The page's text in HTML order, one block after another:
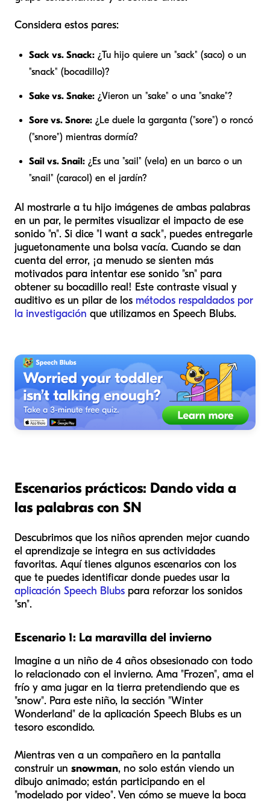
Considera estos pares:
Sack vs. Snack: ¿Tu hijo quiere un "sack" (saco) o un
"snack" (bocadillo)?
Sake vs. Snake: ¿Vieron un "sake" o una "snake"?
Sore vs. Snore: ¿Le duele la garganta ("sore") o roncó
("snore") mientras dormía?
Sail vs. Snail: ¿Es una "sail" (vela) en un barco o un
"snail" (caracol) en el jardín?
Al mostrarle a tu hijo imágenes de ambas palabras
en un par, le permites visualizar el impacto de ese
sonido "n". Si dice "I want a sack", puedes entregarle
juguetonamente una bolsa vacía. Cuando se dan
cuenta del error, ¡a menudo se sienten más
motivados para intentar ese sonido "sn" para
obtener su bocadillo real! Este contraste visual y
auditivo es un pilar de los métodos respaldados por
la investigación que utilizamos en Speech Blubs.
Escenarios prácticos: Dando vida a
las palabras con SN
Descubrimos que los niños aprenden mejor cuando
el aprendizaje se integra en sus actividades
favoritas. Aquí tienes algunos escenarios con los
que te puedes identificar donde puedes usar la
aplicación Speech Blubs para reforzar los sonidos
"sn".
Escenario 1: La maravilla del invierno
Imagine a un niño de 4 años obsesionado con todo
lo relacionado con el invierno. Ama "Frozen", ama el
frío y ama jugar en la tierra pretendiendo que es
"snow". Para este niño, la sección "Winter
Wonderland" de la aplicación Speech Blubs es un
tesoro escondido.
Mientras ven a un compañero en la pantalla
construir un snowman, no solo están viendo un
dibujo animado; están participando en el
"modelado por video". Ven cómo se mueve la boca